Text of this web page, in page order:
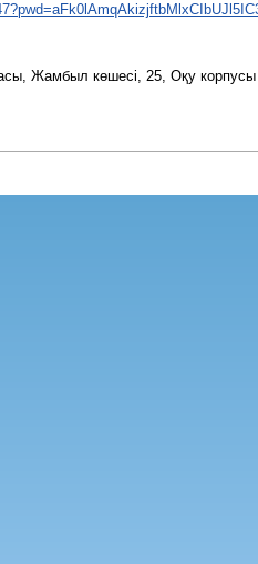
Жамбыл көшесі, 25, Оқу корпусы